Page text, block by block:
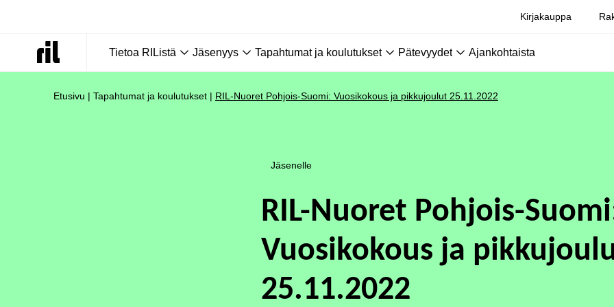
Kirjakauppa
Tietoa RIListä Jäsenyys Tapahtumat ja koulutukset Pätevyydet Ajankohtaista
Etusivu | Tapahtumat ja koulutukset | RIL-Nuoret Pohjois-Suomi: Vuosikokous ja pikkujoulut 25.11.2022
Jäsenelle
RIL-Nuoret Pohjois-
Vuosikokous ja
25.11.2022